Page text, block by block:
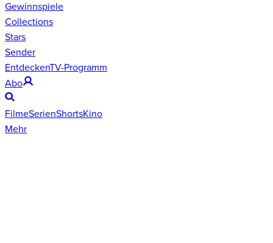
Gewinnspiele
Collections
Stars
Sender
EntdeckenTV-Programm
Abo
FilmeSerienShortsKino
Mehr